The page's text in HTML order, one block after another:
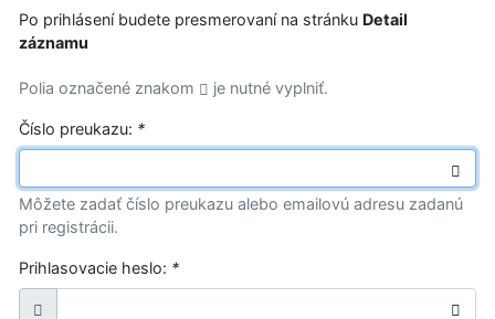
Po prihlásení budete presmerovaní na stránku Detail
záznamu
Polia označené znakom je nutné vyplniť.
Číslo preukazu: *
Môžete zadať číslo preukazu alebo emailovú adresu zadanú
pri registrácii.
Prihlasovacie heslo: *